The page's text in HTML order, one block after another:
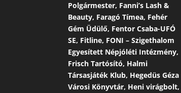
Polgármester, Fanni’s Lash &
Beauty, Faragó Tímea, Fehér
Gém Üdülő, Fentor Csaba-UFÓ
SE, Fitline, FONI – Szigethalom
Egyesített Népjóléti Intézmény,
Frisch Tartósító, Halmi
Társasjáték Klub, Hegedüs Géza
Városi Könyvtár, Heni virágbolt,